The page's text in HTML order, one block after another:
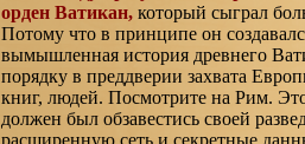
орден Ватикан,который сыграл
Потому что в принципе он
вымышленная история древнего
порядку в преддверии захвата
книг, людей. Посмотрите на Рим.
должен был обзавестись своей
расширенную сеть и секретные